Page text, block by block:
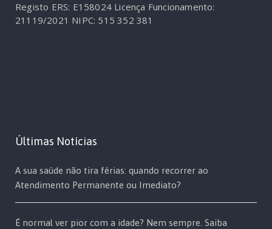
Registo ERS: E158024 Licença Funcionamento:
21119/2021 NIPC: 515 352 381
Últimas Notícias
A sua saúde não tira férias: quando recorrer ao
Atendimento Permanente ou Imediato?
É normal ver pior com a idade? Nem sempre. Saiba